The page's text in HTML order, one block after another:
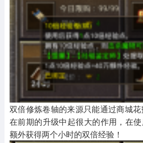
双倍修炼卷轴的来源只能通过商城花
在前期的升级中起很大的作用，在
额外获得两个小时的双倍经验！